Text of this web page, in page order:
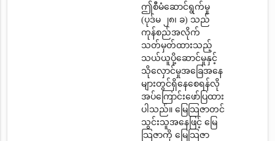
ဤစီမံဆောင်ရွက်မှု
(ပုဒ်မ ၂၈၊ ခ) သည်
ကုန်စည်အလိုက်
သတ်မှတ်ထားသည့်
သယ်ယူပို့ဆောင်မှုနှင့်
သိုလှောင်မှုအခြေအနေ
များတွင်ရှိနေစေရန်လို
အပ်ကြောင်းဖော်ပြထား
ပါသည်။ မြေသြဇာတင်
သွင်းသူအနေဖြင့် မြေ
သြဇာကို မြေသြဇာ